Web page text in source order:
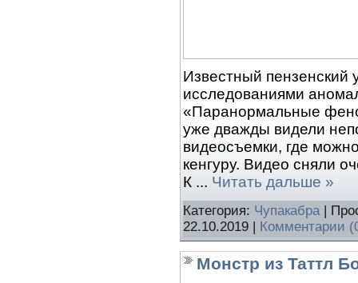
Известный
исследованиями
«Паранормальные
уже дважды видели
видеосъемки, где
кенгуру. Видео сняли
К ... Читать дальше »
Категория: Чупакабра|
22.10.2019
Комментарии
Монстр из Таттл